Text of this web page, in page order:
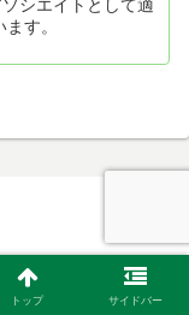
シエイトとして適
す。
トップ サイドバー